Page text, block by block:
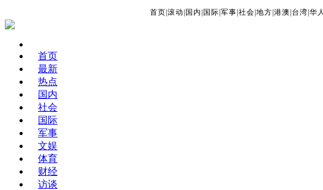
首页 滚动 国内 国际 军事 社会 地方 港澳 台湾 华人
首页
最新
热点
国内
社会
国际
军事
文娱
体育
财经
访谈